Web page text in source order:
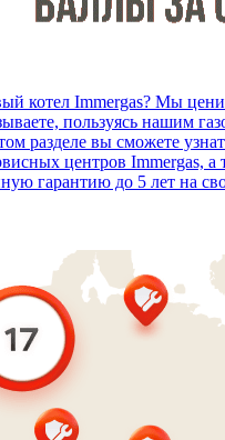
котел Immergas? Мы
пользуясь нашим
разделе вы сможете
центров Immergas, а
гарантию до 5 лет на